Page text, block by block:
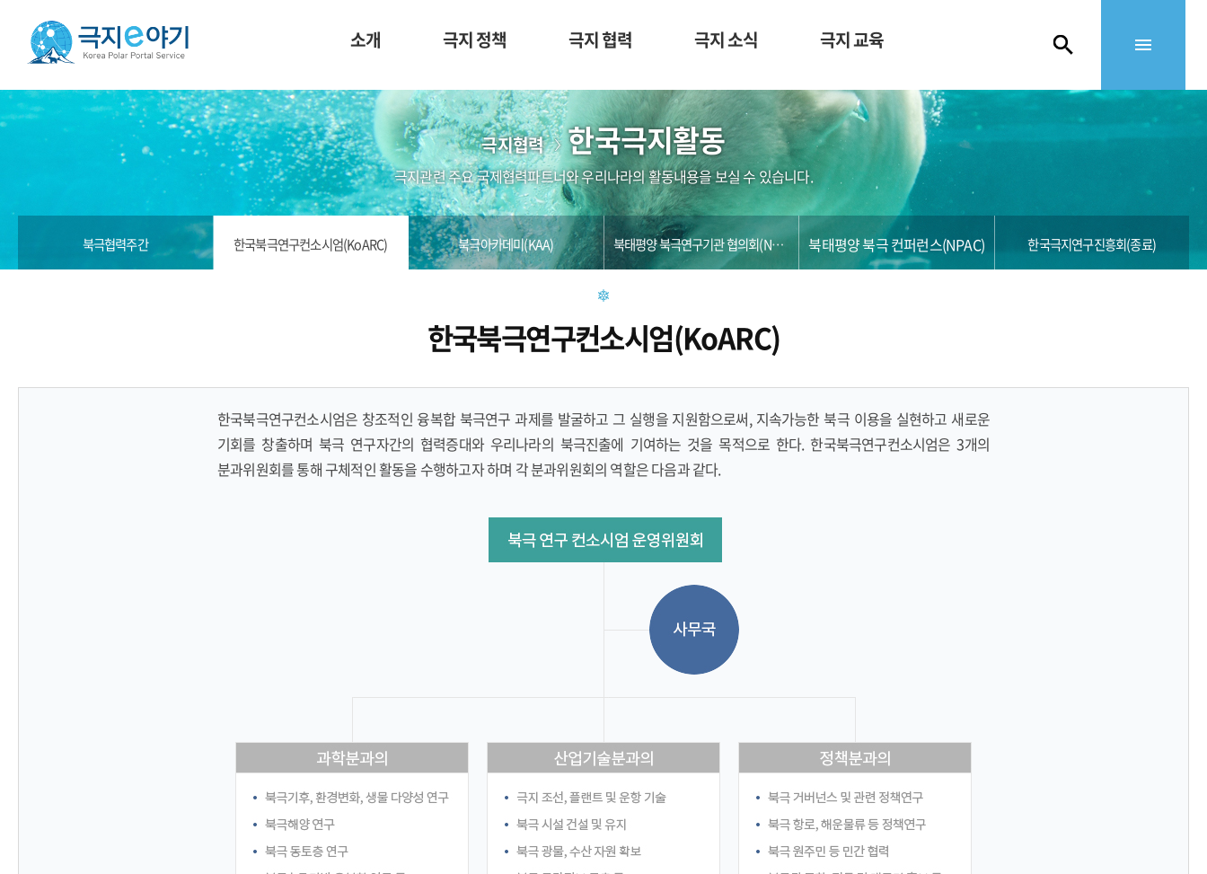
소개 극지 정책 극지 협력 극지 소식 극지 교육
극지협력 한국극지활동
극지관련 주요 국제협력파트너와 우리나라의 활동내용을 보실 수 있습니다.
북극협력주간 한국북극연구컨소시엄(KoARC) 북극아카데미(KAA) 북태평양 북극연구기관 협의회(NPARC) 북태평양 북극 컨퍼런스(NPAC) 한국극지연구진흥회(종료)
한국북극연구컨소시엄(KoARC)
한국북극연구컨소시엄은 창조적인 융복합 북극연구 과제를 발굴하고 그 실행을 지원함으로써, 지속가능한 북극 이용을 실현하고 새로운
기회를 창출하며 북극 연구자간의 협력증대와 우리나라의 북극진출에 기여하는 것을 목적으로 한다. 한국북극연구컨소시엄은 3개의
분과위원회를 통해 구체적인 활동을 수행하고자 하며 각 분과위원회의 역할은 다음과 같다.